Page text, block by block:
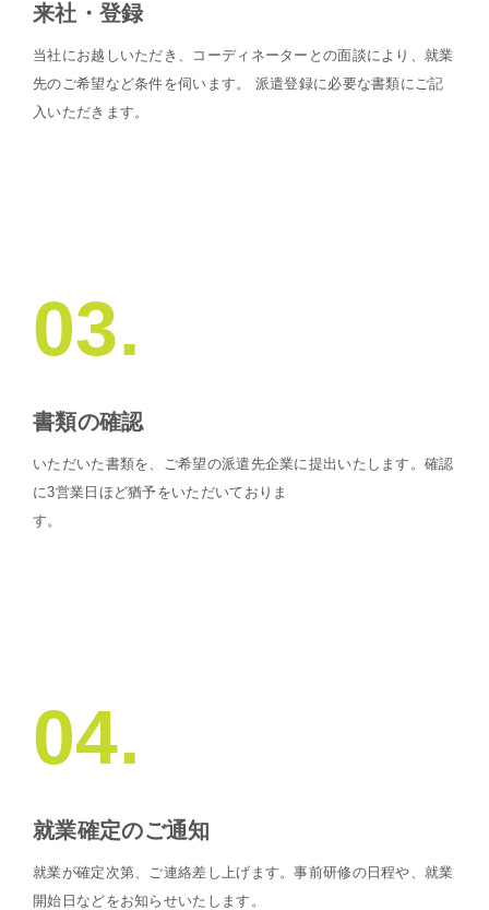
来社・登録
当社にお越しいただき、コーディネーターとの面談により、就業
先のご希望など条件を伺います。 派遣登録に必要な書類にご記
入いただきます。
03.
書類の確認
いただいた書類を、ご希望の派遣先企業に提出いたします。確認
に3営業日ほど猶予をいただいておりま
す。
04.
就業確定のご通知
就業が確定次第、ご連絡差し上げます。事前研修の日程や、就業
開始日などをお知らせいたします。